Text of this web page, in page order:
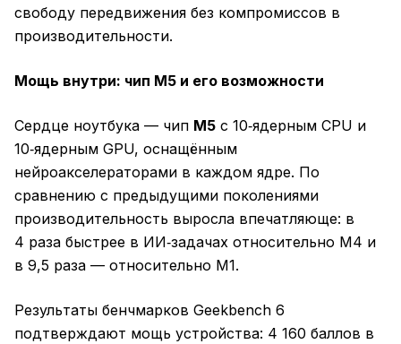
свободу передвижения без компромиссов в
производительности.
Мощь внутри: чип M5 и его возможности
Сердце ноутбука — чип M5 с 10‑ядерным CPU и
10‑ядерным GPU, оснащённым
нейроакселераторами в каждом ядре. По
сравнению с предыдущими поколениями
производительность выросла впечатляюще: в
4 раза быстрее в ИИ‑задачах относительно M4 и
в 9,5 раза — относительно M1.
Результаты бенчмарков Geekbench 6
подтверждают мощь устройства: 4 160 баллов в